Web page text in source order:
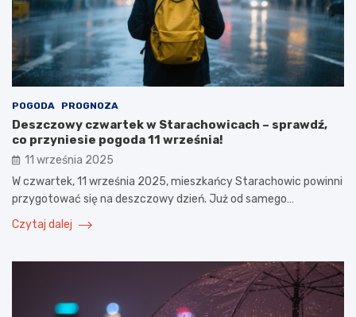
POGODA PROGNOZA
Deszczowy czwartek w Starachowicach – sprawdź,
co przyniesie pogoda 11 września!
11 września 2025
W czwartek, 11 września 2025, mieszkańcy Starachowic powinni
przygotować się na deszczowy dzień. Już od samego…
Czytaj dalej